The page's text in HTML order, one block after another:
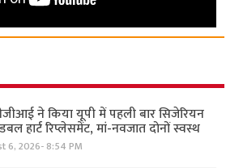
ने किया यूपी में पहली बार सिजेरियन
हार्ट रिप्लेसमेंट, मां-नवजात दोनों स्वस्थ
6, 2026- 8:54 PM